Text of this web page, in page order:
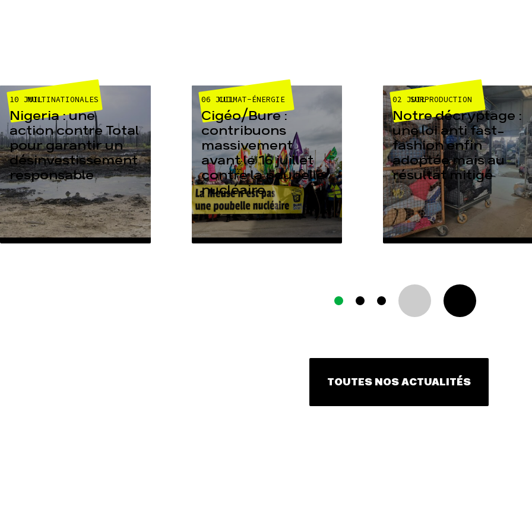
MULTINATIONALES
10 JUIL
Nigeria : une
action contre Total
pour garantir un
désinvestissement
responsable
CLIMAT-ÉNERGIE
06 JUIL
Cigéo/Bure :
contribuons
massivement
avant le 16 juillet
contre la poubelle
nucléaire
SURPRODUCTION
02 JUIL
Notre décryptage :
une loi anti fast-
fashion enfin
adoptée mais au
résultat mitigé
TOUTES NOS ACTUALITÉS